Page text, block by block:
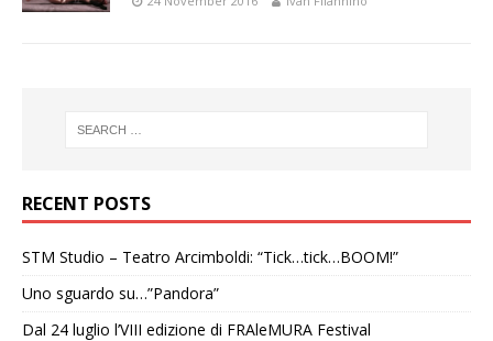
RECENT POSTS
STM Studio – Teatro Arcimboldi: “Tick…tick…BOOM!”
Uno sguardo su…”Pandora”
Dal 24 luglio l’VIII edizione di FRAleMURA Festival